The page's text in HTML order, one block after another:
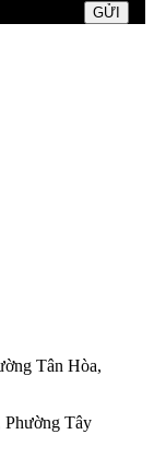
GỬI
Tân Hòa,
Phường Tây